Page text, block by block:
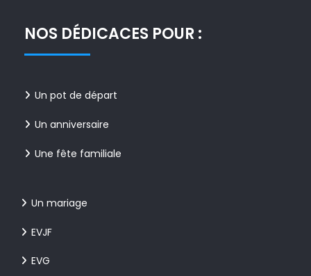
NOS DÉDICACES POUR :
Un pot de départ
Un anniversaire
Une fête familiale
Un mariage
EVJF
EVG